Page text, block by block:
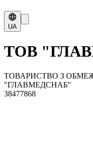
UA
ТОВ
ТОВАРИСТВО З
"ГЛАВМЕДСНАБ"
38477868